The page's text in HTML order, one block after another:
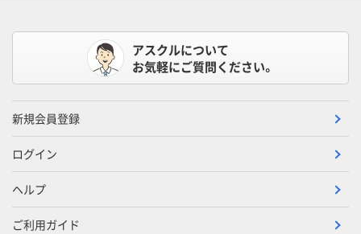
アスクルについて
お気軽にご質問ください。
新規会員登録
ログイン
ヘルプ
ご利用ガイド